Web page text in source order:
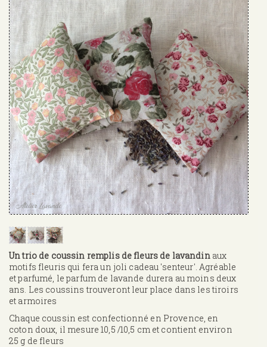
Un trio de coussin remplis de fleurs de lavandin aux
motifs fleuris qui fera un joli cadeau 'senteur'. Agréable
et parfumé, le parfum de lavande durera au moins deux
ans. Les coussins trouveront leur place dans les tiroirs
et armoires
Chaque coussin est confectionné en Provence, en
coton doux, il mesure 10,5 /10,5 cm et contient environ
25 g de fleurs